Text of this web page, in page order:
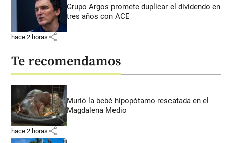
Grupo Argos promete duplicar el dividendo en
tres años con ACE
hace 2 horas share
Te recomendamos
Murió la bebé hipopótamo rescatada en el
Magdalena Medio
hace 2 horas share